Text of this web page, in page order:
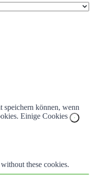
speichern können, wenn
Einige Cookies
these cookies.